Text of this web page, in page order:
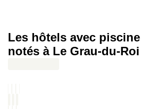
on)* · Prendre tout son temps pour les
lendemain
Les hôtels avec
notés à Le Grau-du-Roi